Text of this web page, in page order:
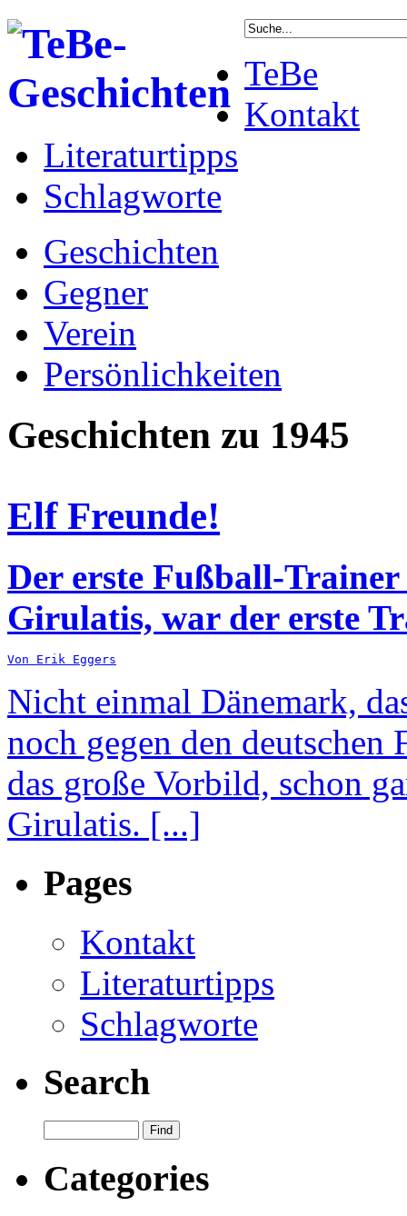
TeBe
Kontakt
Literaturtipps
Schlagworte
Geschichten
Gegner
Verein
Persönlichkeiten
Geschichten zu 1945
Elf Freunde!
Der erste Fußball-
Girulatis, war der erste
Von Erik Eggers
Nicht einmal Dänemark,
noch gegen den
das große Vorbild, schon
Girulatis. [...]
Pages
Kontakt
Literaturtipps
Schlagworte
Search
Categories